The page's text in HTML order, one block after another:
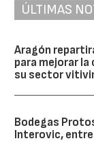
ÚLTIMAS
Aragón
para mejorar
su sector
Bodegas
Interovic,